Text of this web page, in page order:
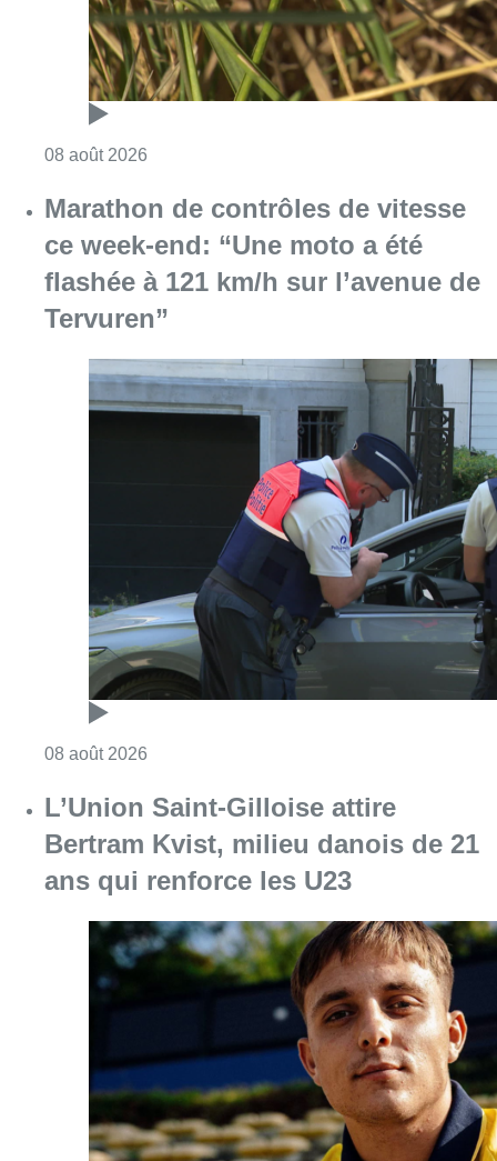
Tervuren”
Consulter l'article "Marathon de contrôles
L’Union Saint-Gilloise attire
Bertram Kvist, milieu danois de 21
ans qui renforce les U23
08 août 2026 Consulter l'article "L’Union Saint-Gilloise
Facebook
TwitterWhatsApp
Share
26 octobre 2019- 19h16